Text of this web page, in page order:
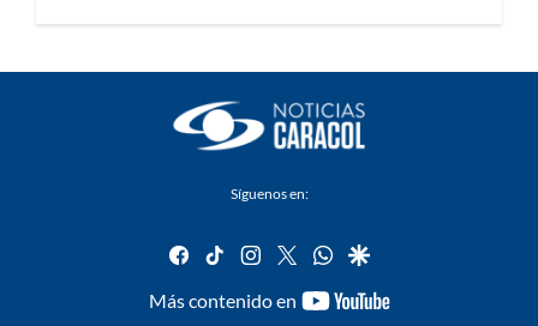
Síguenos en:
facebook
tiktok instagram
twitterwhatsapp
google
Más contenido en
youtube-